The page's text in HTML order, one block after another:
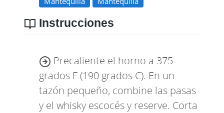
Instrucciones
Precaliente el horno a 375
grados F (190 grados C). En un
tazón pequeño, combine las pasas
y el whisky escocés y reserve. Corta